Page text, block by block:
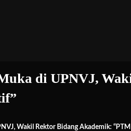
di UPNVJ,
Wakil Rektor Bidang Akademik: